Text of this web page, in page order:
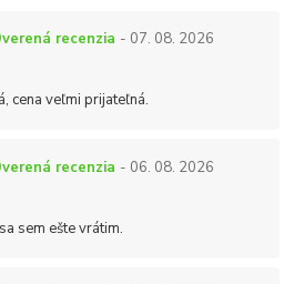
recenzia - 07. 08. 2026
cena veľmi prijateľná.
recenzia - 06. 08. 2026
sem ešte vrátim.